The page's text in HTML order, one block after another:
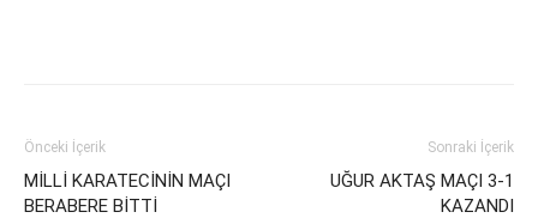
Önceki İçerik
MİLLİ KARATECİNİN MAÇI
BERABERE BİTTİ
Sonraki İçerik
UĞUR AKTAŞ MAÇI 3-1
KAZANDI